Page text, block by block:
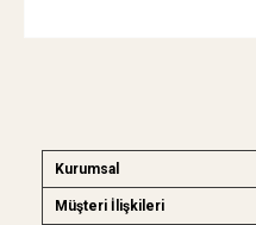
Kurumsal
Müşteri İlişkileri